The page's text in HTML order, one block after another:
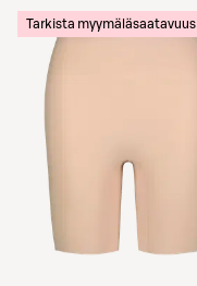
Tarkista myymäläsaatavuus